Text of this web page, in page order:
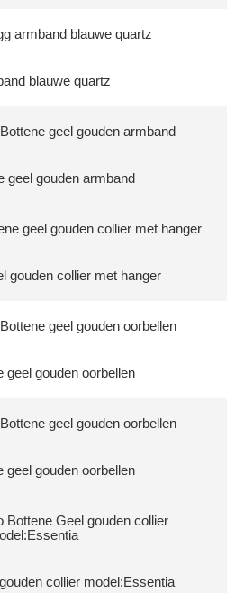
blauwe quartz
geel gouden armband
gouden collier met hanger
geel gouden oorbellen
geel gouden oorbellen
collier model:Essentia